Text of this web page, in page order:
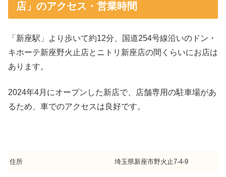
店」のアクセス・営業時間
「新座駅」より歩いて約12分、国道254号線沿いのドン・
キホーテ新座野火止店とニトリ新座店の間くらいにお店は
あります。
2024年4月にオープンした新店で、店舗専用の駐車場があ
るため、車でのアクセスは良好です。
住所 埼玉県新座市野火止7-4-9